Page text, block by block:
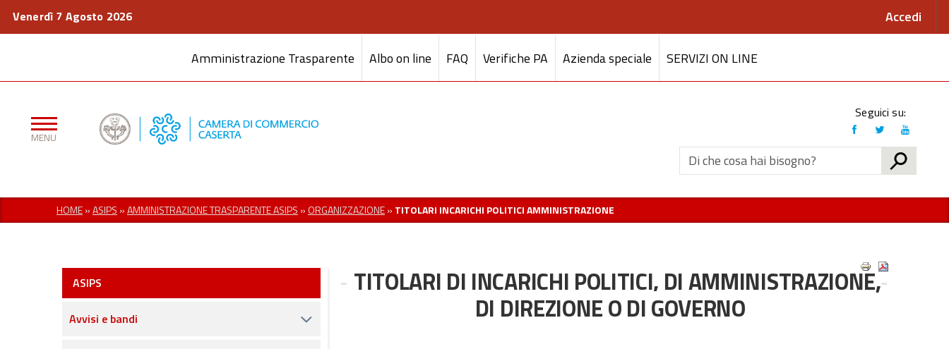
Venerdì 7 Agosto 2026 Accedi
social
Seguici su:
Amministrazione Trasparente Albo on line FAQ Verifiche PA Azienda speciale SERVIZI ON LINE
HOME»ASIPS »AMMINISTRAZIONE TRASPARENTE ASIPS » ORGANIZZAZIONE» TITOLARI INCARICHI POLITICI AMMINISTRAZIONE
ASIPS
Avvisi e bandi
TITOLARI DI INCARICHI POLITICI, DI AMMINISTRAZIONE,
DI DIREZIONE O DI GOVERNO